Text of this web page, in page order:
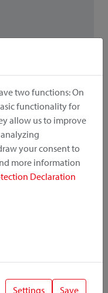
et d'adaptateurs, la
est importante.
two functions: On
functionality for
allow us to improve
your consent to
more information
Declaration
Settings Save